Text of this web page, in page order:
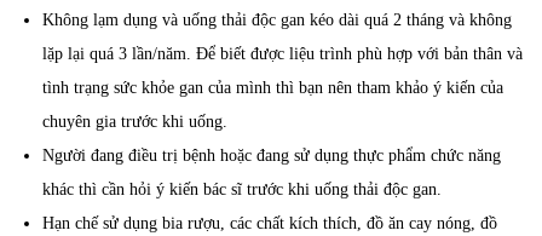
Không lạm dụng và uống thải độc gan kéo dài quá 2 tháng và không
lặp lại quá 3 lần/năm. Để biết được liệu trình phù hợp với bản thân và
tình trạng sức khỏe gan của mình thì bạn nên tham khảo ý kiến của
chuyên gia trước khi uống.
Người đang điều trị bệnh hoặc đang sử dụng thực phẩm chức năng
khác thì cần hỏi ý kiến bác sĩ trước khi uống thải độc gan.
Hạn chế sử dụng bia rượu, các chất kích thích, đồ ăn cay nóng, đồ